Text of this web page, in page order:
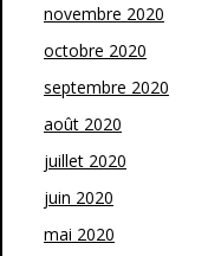
novembre 2020
octobre 2020
septembre 2020
août 2020
juillet 2020
juin 2020
mai 2020